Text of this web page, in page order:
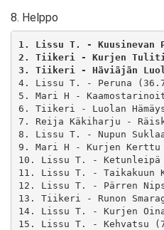
8. Helppo
1. Lissu T. - Kuusinevan
2. Tiikeri - Kurjen
3. Tiikeri - Häviäjän
4. Lissu T. - Peruna
5. Mari H -
6. Tiikeri - Luolan
7. Reija Käkiharju -
8. Lissu T. - Nupun
9. Mari H - Kurjen
10. Lissu T. -
11. Lissu T. - Taikakuun
12. Lissu T. - Pärren
13. Tiikeri - Runon
14. Lissu T. - Kurjen
15. Lissu T. - Kehvatsu